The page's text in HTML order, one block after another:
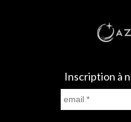
Inscription à